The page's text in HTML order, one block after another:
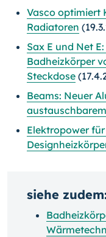
Vasco optimiert
Radiatoren
Sax E und Net
Badheizkörper
Steckdose
Beams: Neuer
Elektropower
siehe